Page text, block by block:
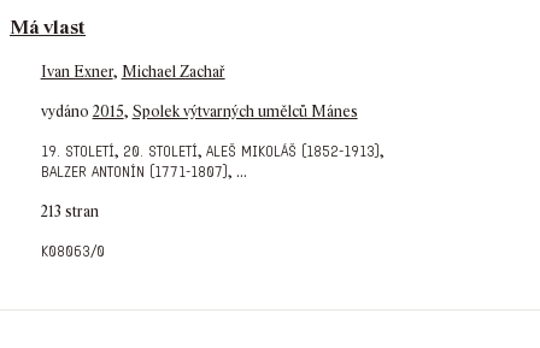
Má vlast
Ivan Exner, Michael Zachař
vydáno 2015, Spolek výtvarných umělců Mánes
19. století, 20. století, aleš mikoláš (1852-1913) ,
balzer antonín (1771-1807) , ...
213 stran
k08063/0